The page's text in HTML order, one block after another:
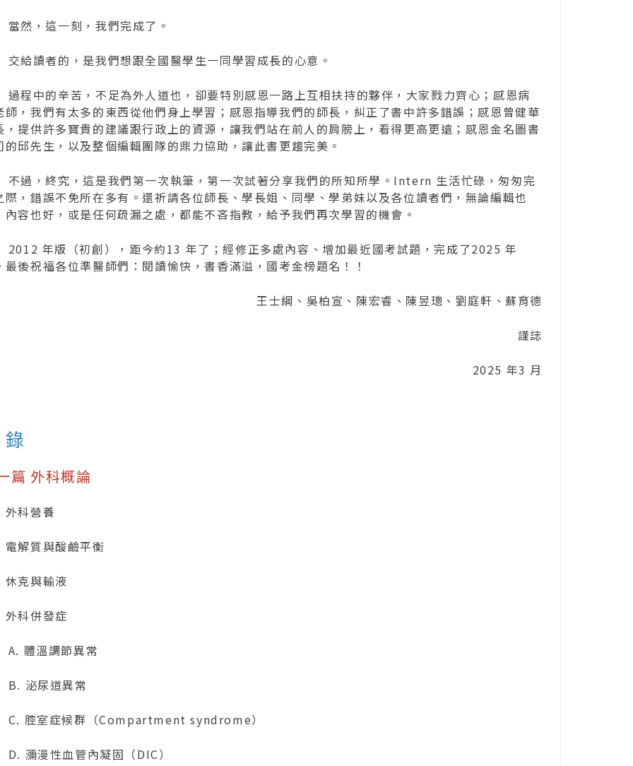
，這一刻，我們完成了。
讀者的，是我們想跟全國醫學生一同學習成長的心意。
中的辛苦，不足為外人道也，卻要特別感恩一路上互相扶持的夥伴，大家戮力齊心；感恩病
師，我們有太多的東西從他們身上學習；感恩指導我們的師長，糾正了書中許多錯誤；感恩曾健華
，提供許多寶貴的建議跟行政上的資源，讓我們站在前人的肩膀上，看得更高更遠；感恩金名圖書
的邱先生，以及整個編輯團隊的鼎力協助，讓此書更趨完美。
，終究，這是我們第一次執筆，第一次試著分享我們的所知所學。Intern 生活忙碌，匆匆完
際，錯誤不免所在多有。還祈請各位師長、學長姐、同學、學弟妹以及各位讀者們，無論編輯也
內容也好，或是任何疏漏之處，都能不吝指教，給予我們再次學習的機會。
年版（初創），距今約13 年了；經修正多處內容、增加最近國考試題，完成了2025 年
最後祝福各位準醫師們：閱讀愉快，書香滿溢，國考金榜題名！！
王士綱、吳柏宣、陳宏睿、陳昱璁、劉庭軒、蘇育德
謹誌
2025 年3 月
錄
篇 外科概論
外科營養
電解質與酸鹼平衡
休克與輸液
外科併發症
體溫調節異常
泌尿道異常
腔室症候群（Compartment syndrome）
瀰漫性血管內凝固（DIC）